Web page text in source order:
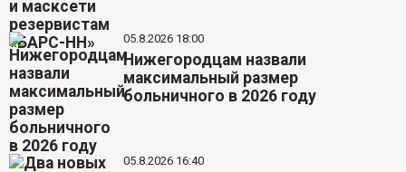
05.8.2026 18:00
Нижегородцам назвали
максимальный размер
больничного в 2026 году
05.8.2026 16:40